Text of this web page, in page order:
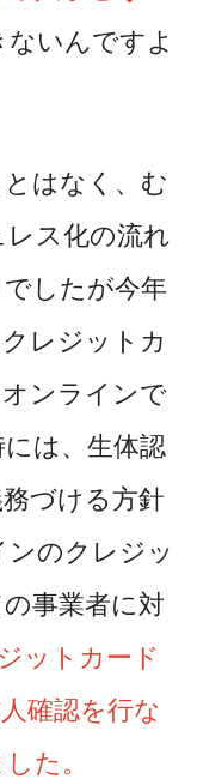
いんですよ
はなく、む
ス化の流れ
したが今年
レジットカ
ンラインで
は、生体認
づける方針
のクレジッ
事業者に対
ットカード
確認を行な
た。